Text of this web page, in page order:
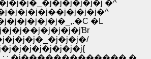
�^
�L